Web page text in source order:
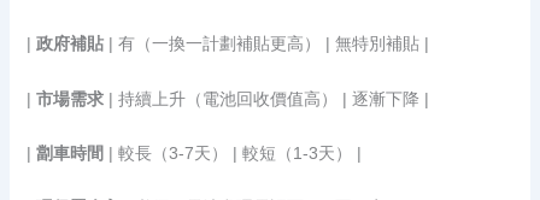
| 政府補貼| 有（一換一計劃補貼更高） | 無特別補貼 |
| 市場需求| 持續上升（電池回收價值高） | 逐漸下降 |
| 劏車時間 | 較長（3-7天） | 較短（1-3天） |